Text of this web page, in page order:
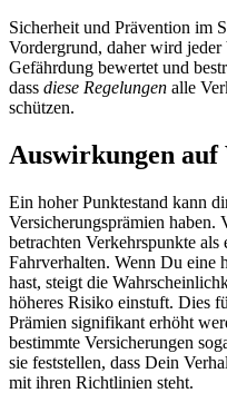
Sicherheit und Prävention im
Vordergrund, daher wird jeder
Gefährdung bewertet und
dass diese Regelungen alle
schützen.
Auswirkungen auf
Ein hoher Punktestand kann
Versicherungsprämien haben.
betrachten Verkehrspunkte
Fahrverhalten. Wenn Du eine
hast, steigt die
höheres Risiko einstuft. Dies
Prämien signifikant erhöht
bestimmte Versicherungen
sie feststellen, dass Dein
mit ihren Richtlinien steht.